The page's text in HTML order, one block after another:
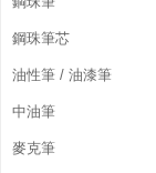
鋼珠筆芯
油性筆 / 油漆筆
中油筆
麥克筆